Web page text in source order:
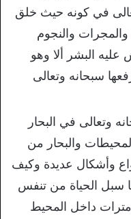
في كونه حيث خلق
والنجوم
البشر ألا وهو
سبحانه وتعالى
وتعالى في البحار
والبحار من
وأشكال عديدة وكيف
سبل الحياة من تنفس
داخل المحيط